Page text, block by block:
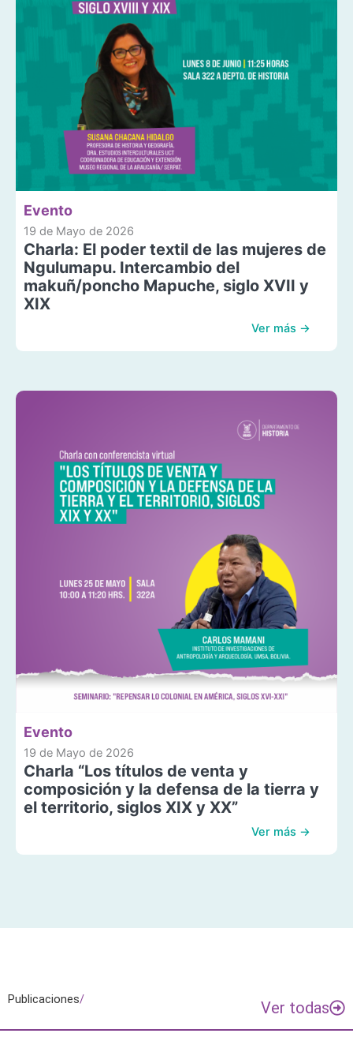
Evento
19 de Mayo de 2026
Charla: El poder textil de las mujeres de
Ngulumapu. Intercambio del
makuñ/poncho Mapuche, siglo XVII y
XIX
Ver más →
Evento
19 de Mayo de 2026
Charla “Los títulos de venta y
composición y la defensa de la tierra y
el territorio, siglos XIX y XX”
Ver más →
Publicaciones/ Ver todas